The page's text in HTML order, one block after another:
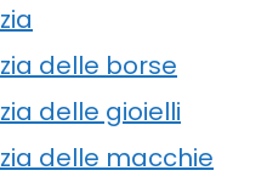
delle borse
delle gioielli
delle macchie